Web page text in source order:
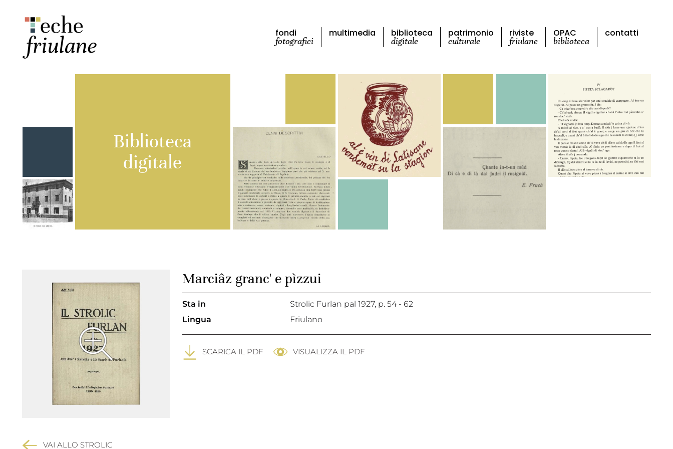
fondi
fotografici
multimedia biblioteca
digitale
patrimonio
culturale
riviste
friulane
OPAC
biblioteca
contatti
Biblioteca
digitale
VAI ALLO STROLIC
Marciâz granc' e pìzzui
Sta in Strolic Furlan pal 1927, p. 54 - 62
Lingua
Friulano
SCARICA IL PDF VISUALIZZA IL PDF